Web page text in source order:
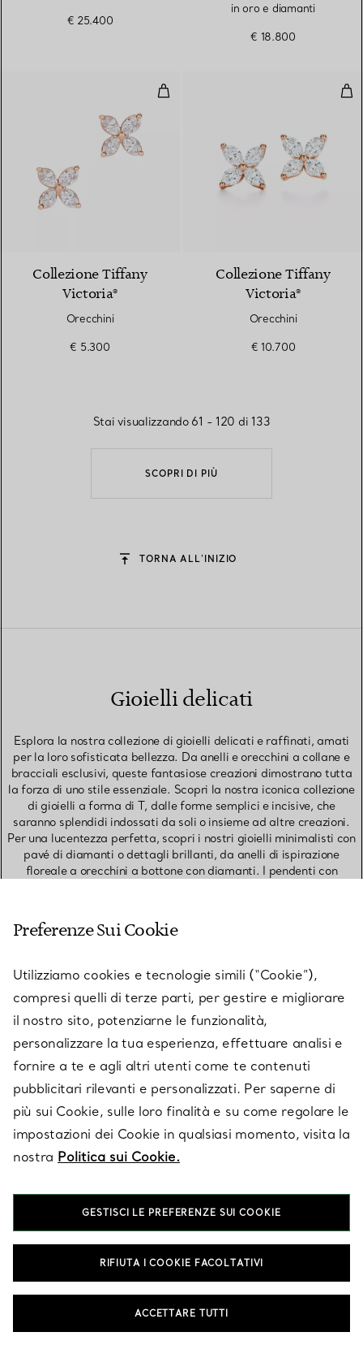
€ 25.400
in oro e diamanti
€ 18.800
Orecchini
Collezione Tiffany
Victoria®
Orecchini
€ 5.300
Collezione Tiffany
Victoria®
Orecchini
€ 10.700
SCOPRI DI PIÙ
Stai visualizzando 61 - 120 di 133
TORNA ALL’INIZIO
Gioielli delicati
Esplora la nostra collezione di gioielli delicati e raffinati, amati
per la loro sofisticata bellezza. Da anelli e orecchini a collane e
bracciali esclusivi, queste fantasiose creazioni dimostrano tutta
la forza di uno stile essenziale. Scopri la nostra iconica collezione
di gioielli a forma di T, dalle forme semplici e incisive, che
saranno splendidi indossati da soli o insieme ad altre creazioni.
Per una lucentezza perfetta, scopri i nostri gioielli minimalisti con
pavé di diamanti o dettagli brillanti, da anelli di ispirazione
floreale a orecchini a bottone con diamanti. I pendenti con
te che per una persona cara. Crea un abbinamento di pendenti
raffinati per uno stile audace o sfoggiane uno solo per un look
ORECCHINI A BOTTONE
BRACCIALI A CATENA
CATENE
COLLANE LUNGHE
Domande frequenti sui gioielli delicati
Quali modelli di gioielli delicati offre Tiffany?
Da delicate catene in oro a raffinati pendenti con diamanti, i
deliziosi gioielli Tiffany sono realizzati per creare un armonioso
impegno per la precisione e un’eleganza intramontabile. La
nostra collezione comprende anelli, collane, orecchini e
Preferenze Sui Cookie
Utilizziamo cookies e tecnologie simili (“Cookie”),
compresi quelli di terze parti, per gestire e migliorare
il nostro sito, potenziarne le funzionalità,
personalizzare la tua esperienza, effettuare analisi e
fornire a te e agli altri utenti come te contenuti
pubblicitari rilevanti e personalizzati. Per saperne di
più sui Cookie, sulle loro finalità e su come regolare le
impostazioni dei Cookie in qualsiasi momento, visita la
nostra Politica sui Cookie.
GESTISCI LE PREFERENZE SUI COOKIE
RIFIUTA I COOKIE FACOLTATIVI
ACCETTARE TUTTI